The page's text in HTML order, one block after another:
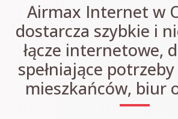
Airmax Internet w
dostarcza szybkie i
łącze internetowe,
spełniające
mieszkańców, biur